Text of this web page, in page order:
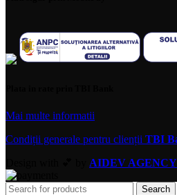
Mai multe informatii
Condiții generale pentru clienții TBI
AIDEV AGENCY
Search